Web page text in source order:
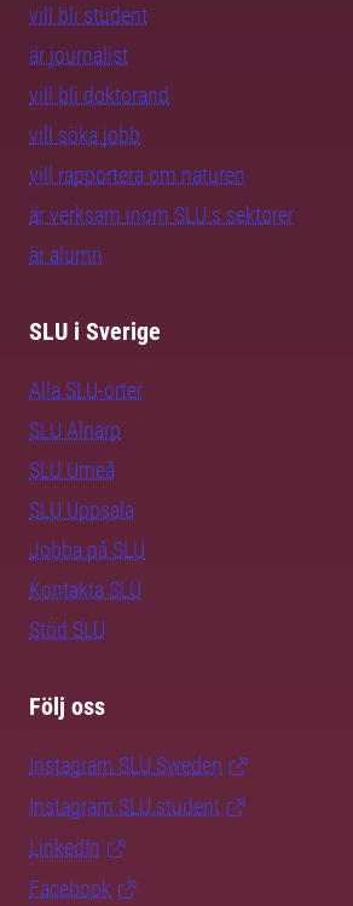
vill bli student
är journalist
vill bli doktorand
vill söka jobb
vill rapportera om naturen
är verksam inom SLU:s sektorer
är alumn
SLU i Sverige
Alla SLU-orter
SLU Alnarp
SLU Umeå
SLU Uppsala
Jobba på SLU
Kontakta SLU
Stöd SLU
Följ oss
Instagram SLU.Sweden
Instagram SLU.student
LinkedIn
Facebook